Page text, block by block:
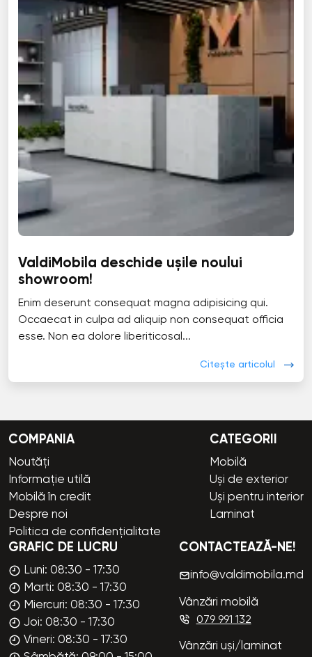
ValdiMobila deschide ușile noului
showroom!
Enim deserunt consequat magna adipisicing qui.
Occaecat in culpa ad aliquip non consequat officia
esse. Non ea dolore liberiticosal...
Citește articolul
COMPANIA
Noutăți
Informație utilă
Mobilă în credit
Despre noi
Politica de confidențialitate
CATEGORII
Mobilă
Uși de exterior
Uși pentru interior
Laminat
GRAFIC DE LUCRU
Luni: 08:30 - 17:30
Marti: 08:30 - 17:30
Miercuri: 08:30 - 17:30
Joi: 08:30 - 17:30
Vineri: 08:30 - 17:30
CONTACTEAZĂ-NE!
info@valdimobila.md
Vânzări mobilă
079 991 132
Vânzări uși/laminat